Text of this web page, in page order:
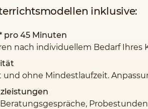
inklusive:
pro 45 Minuten
nach individuellem Bedarf
und ohne Mindestlaufzeit.